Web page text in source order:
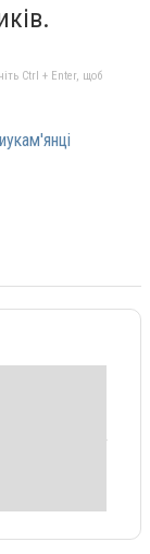
Ctrl + Enter, щоб